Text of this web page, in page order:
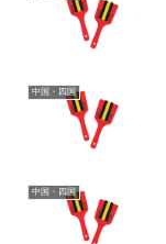
中国・四国
中国・四国